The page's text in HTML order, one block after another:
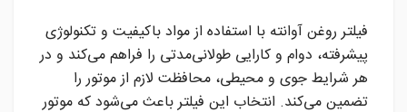
فیلتر روغن آوانته با استفاده از مواد باکیفیت و تکنولوژی
پیشرفته، دوام و کارایی طولانی‌مدتی را فراهم می‌کند و در
هر شرایط جوی و محیطی، محافظت لازم از موتور را
تضمین می‌کند. انتخاب این فیلتر باعث می‌شود که موتور